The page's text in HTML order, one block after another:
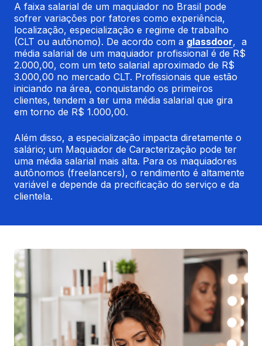
A faixa salarial de um maquiador no Brasil pode
sofrer variações por fatores como experiência,
localização, especialização e regime de trabalho
(CLT ou autônomo). De acordo com a glassdoor,  a
média salarial de um maquiador profissional é de R$
2.000,00, com um teto salarial aproximado de R$
3.000,00 no mercado CLT. Profissionais que estão
iniciando na área, conquistando os primeiros
clientes, tendem a ter uma média salarial que gira
em torno de R$ 1.000,00.
Além disso, a especialização impacta diretamente o
salário; um Maquiador de Caracterização pode ter
uma média salarial mais alta. Para os maquiadores
autônomos (freelancers), o rendimento é altamente
variável e depende da precificação do serviço e da
clientela.